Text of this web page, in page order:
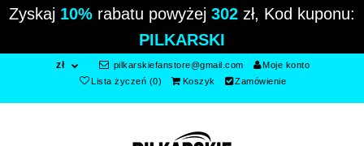
Zyskaj 10% rabatu powyżej 302 zł, Kod kuponu:
PILKARSKI
zł pilkarskiefanstore@gmail.com
Moje konto
Lista życzeń (0)
Koszyk Zamówienie